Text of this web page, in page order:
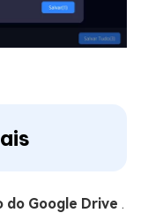
do Google Drive .